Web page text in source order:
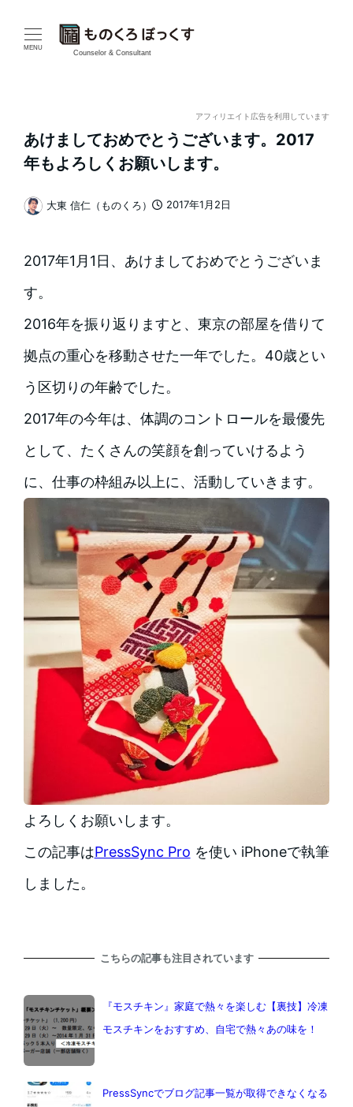
MENU
Counselor & Consultant
アフィリエイト広告を利用しています
あけましておめでとうございます。2017
年もよろしくお願いします。
2017年1月2日
著
大東 信仁（ものくろ）
2017年1月1日、あけましておめでとうございま
す。
2016年を振り返りますと、東京の部屋を借りて
拠点の重心を移動させた一年でした。40歳とい
う区切りの年齢でした。
2017年の今年は、体調のコントロールを最優先
として、たくさんの笑顔を創っていけるよう
に、仕事の枠組み以上に、活動していきます。
よろしくお願いします。
この記事はPressSync Pro を使い iPhoneで執筆
しました。
こちらの記事も注目されています
『モスチキン』家庭で熱々を楽しむ【裏技】冷凍
モスチキンをおすすめ、自宅で熱々あの味を！
PressSyncでブログ記事一覧が取得できなくなる